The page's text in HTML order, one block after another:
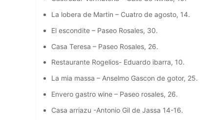
La lobera de Martin – Cuatro de agosto, 14.
El escondite – Paseo Rosales, 30.
Casa Teresa – Paseo Rosales, 26.
Restaurante Rogelios- Eduardo ibarra, 10.
La mia massa – Anselmo Gascon de gotor, 25.
Envero gastro wine – Paseo rosales, 26.
Casa arriazu -Antonio Gil de Jassa 14-16.